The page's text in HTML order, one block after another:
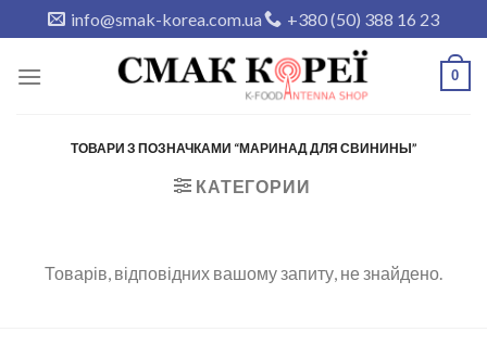
to
content
info@smak-korea.com.ua +380 (50) 388 16 23
0
ТОВАРИ З ПОЗНАЧКАМИ “МАРИНАД ДЛЯ СВИНИНЫ”
КАТЕГОРИИ
Товарів, відповідних вашому запиту, не знайдено.